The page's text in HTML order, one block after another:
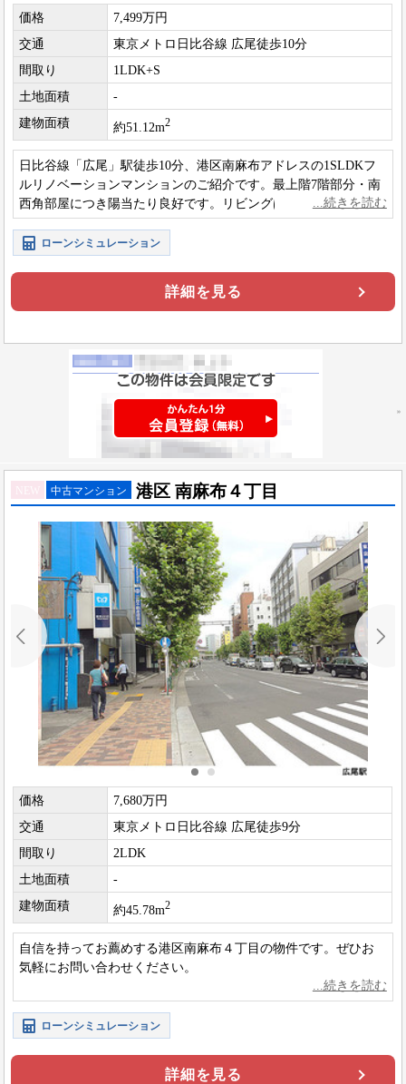
価格
7,499万円
交通
東京メトロ日比谷線 広尾徒歩10分
間取り
1LDK+S
土地面積
-
建物面積
約51.12m2
日比谷線「広尾」駅徒歩10分、港区南麻布アドレスの1SLDKフ
ルリノベーションマンションのご紹介です。最上階7階部分・南
西角部屋につき陽当たり良好です。リビングは勾配天井により
最大高さ約3.38mで開放感がございます。
ローンシミュレーション
詳細を見る
NEW 中古マンション 港区 南麻布４丁目
価格
7,680万円
交通
東京メトロ日比谷線 広尾徒歩9分
間取り
2LDK
土地面積
-
建物面積
約45.78m2
自信を持ってお薦めする港区南麻布４丁目の物件です。ぜひお
気軽にお問い合わせください。
ローンシミュレーション
詳細を見る